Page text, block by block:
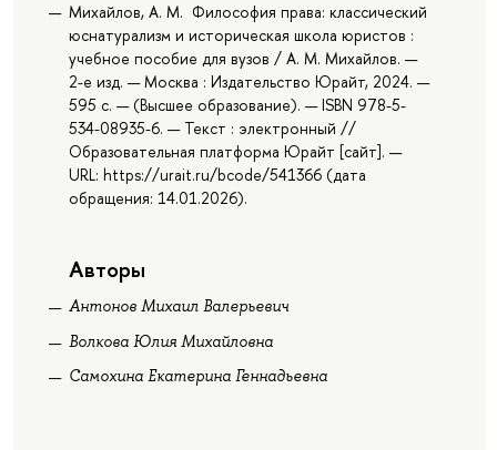
Михайлов, А. М. Философия права: классический
юснатурализм и историческая школа юристов :
учебное пособие для вузов / А. М. Михайлов. —
2-е изд. — Москва : Издательство Юрайт, 2024. —
595 с. — (Высшее образование). — ISBN 978-5-
534-08935-6. — Текст : электронный //
Образовательная платформа Юрайт [сайт]. —
URL: https://urait.ru/bcode/541366 (дата
обращения: 14.01.2026).
Авторы
Антонов Михаил Валерьевич
Волкова Юлия Михайловна
Самохина Екатерина Геннадьевна